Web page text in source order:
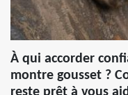
À qui accorder
montre gousset ?
reste prêt à vous